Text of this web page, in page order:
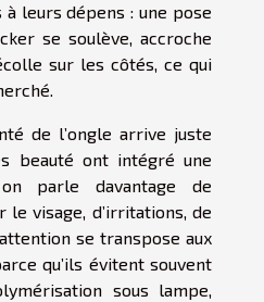
à leurs dépens : une pose
se soulève, accroche
sur les côtés, ce qui
de l’ongle arrive juste
beauté ont intégré une
parle davantage de
visage, d’irritations, de
se transpose aux
qu’ils évitent souvent
sous lampe,